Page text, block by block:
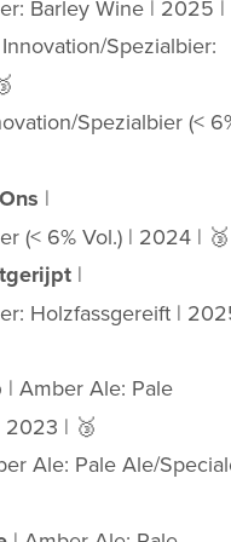
Barley Wine | 2025 |
Spezialbier:
Spezialbier (<
|
(< 6% Vol.) | 2024 | 🥉
|
Holzfassgereift |
| Amber Ale: Pale
2023 | 🥉
Ale: Pale Ale/